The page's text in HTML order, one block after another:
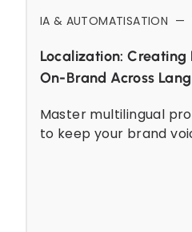
IA & AUTOMATISATION —
Localization:
On-Brand Across
Master multilingual
to keep your brand